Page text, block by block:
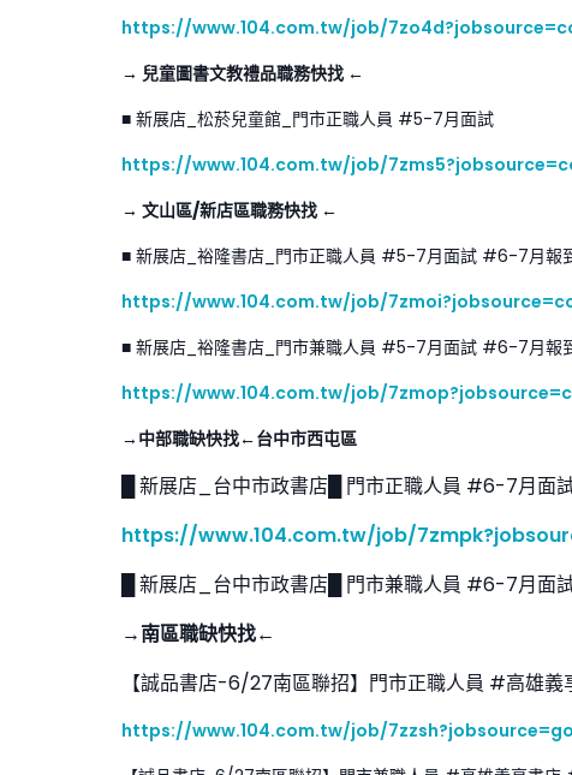
https://www.104.com.tw/job/
→ 兒童圖書文教禮品職務快找 ←
■ 新展店_松菸兒童館_門市正職人員 #5-7月面試
https://www.104.com.tw/job/
→ 文山區/新店區職務快找 ←
■ 新展店_裕隆書店_門市正職人員 #5-7月面試 #6-7月
https://www.104.com.tw/job/
■ 新展店_裕隆書店_門市兼職人員 #5-7月面試 #6-7月
https://www.104.com.tw/job/
→中部職缺快找←台中市西屯區
█ 新展店_台中市政書店█ 門市正職人員 #6-7月面
https://www.104.com.tw/job/
█ 新展店_台中市政書店█ 門市兼職人員 #6-7月面
→南區職缺快找←
【誠品書店-6/27南區聯招】門市正職人員 #高雄
https://www.104.com.tw/job/